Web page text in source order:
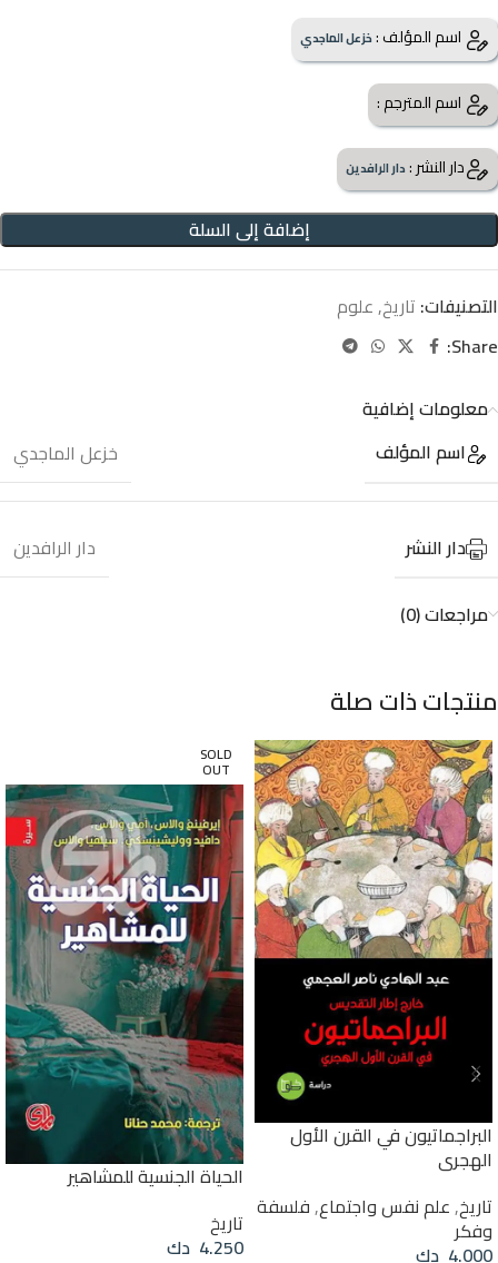
اسم المؤلف :خزعل الماجدي
اسم المترجم :
دار النشر :دار الرافدين
إضافة إلى السلة
التصنيفات: تاريخ,علوم
Share:
معلومات إضافية
اسم المؤلف
خزعل الماجدي
دار النشر
دار الرافدين
مراجعات (0)
منتجات ذات صلة
البراجماتيون في القرن الأول
الهجري
تاريخ,علم نفس واجتماع,فلسفة
وفكر
4.000 دك
SOLD
OUT
الحياة الجنسية للمشاهير
تاريخ
4.250 دك